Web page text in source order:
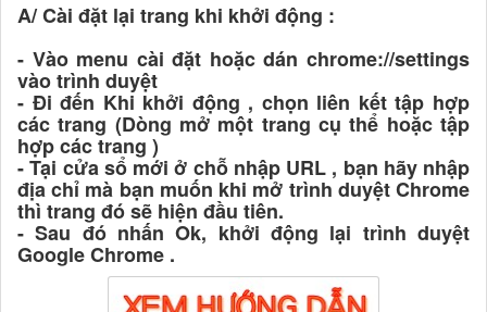
A/ Cài đặt lại trang khi khởi động :
- Vào menu cài đặt hoặc dán chrome://settings
vào trình duyệt
- Đi đến Khi khởi động , chọn liên kết tập hợp
các trang (Dòng mở một trang cụ thể hoặc tập
hợp các trang )
- Tại cửa sổ mới ở chỗ nhập URL , bạn hãy nhập
địa chỉ mà bạn muốn khi mở trình duyệt Chrome
thì trang đó sẽ hiện đầu tiên.
- Sau đó nhấn Ok, khởi động lại trình duyệt
Google Chrome .